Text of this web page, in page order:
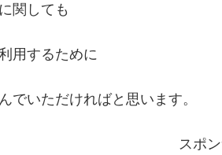
関しても
用するために
でいただければと思います。
スポ